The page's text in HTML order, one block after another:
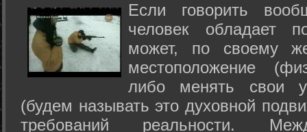
Если говорить
человек обладает
может, по своему
местоположение
либо менять свои
(будем называть это духовной
требований реальности.